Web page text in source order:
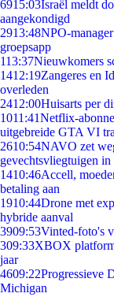
6915:03Israël meldt
aangekondigd
2913:48NPO-
groepsapp
113:37Nieuwkomers
1412:19Zangeres en
overleden
2412:00Huisarts per
1011:41Netflix-
uitgebreide GTA VI
2610:54NAVO zet
gevechtsvliegtuigen in
1410:46Accell,
betaling aan
1910:44Drone met
hybride aanval
3909:53Vinted-foto's
309:33XBOX
jaar
4609:22Progressieve
Michigan